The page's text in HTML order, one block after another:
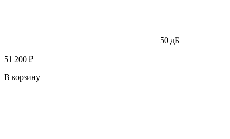
50 дБ
51 200 ₽
В корзину